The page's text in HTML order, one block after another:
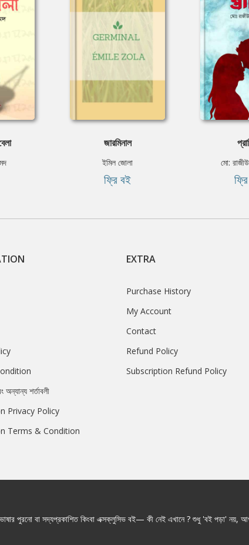
জারমিনাল
ইমিল জোলা
ফ্রি বই
মো:
শর্তাবলী
Privacy Policy
Terms & Condition
EXTRA
Purchase History
My Account
Contact
Refund Policy
Subscription Refund Policy
পুরনো বা সদ্যপ্রকাশিত কিংবা এক্সক্লুসিভ বই— কী নেই এখানে ? শুধু 'বই পড়া' নয়,